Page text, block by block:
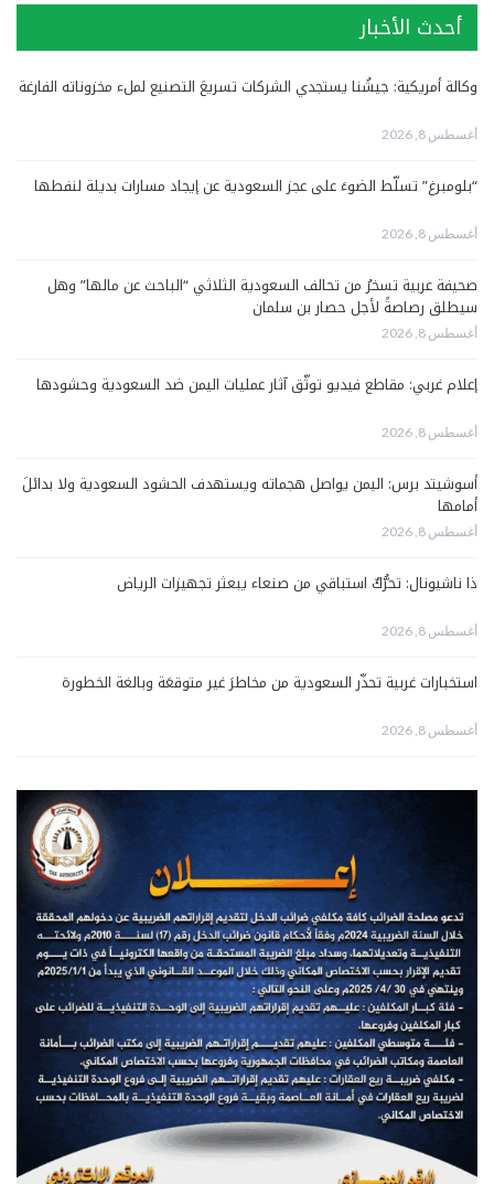
أحدث الأخبار
وكالة أمريكية: جيشُنا يستجدي الشركات تسريعَ التصنيع لملء مخزوناته الفارغة
أغسطس 8, 2026
“بلومبرغ” تسلّط الضوءَ على عجز السعودية عن إيجاد مسارات بديلة لنفطها
أغسطس 8, 2026
صحيفة عربية تسخرُ من تحالف السعودية الثلاثي “الباحث عن مالها” وهل
سيطلق رصاصةً لأجل حصار بن سلمان
أغسطس 8, 2026
إعلام غربي: مقاطع فيديو توثّق آثار عمليات اليمن ضد السعودية وحشودها
أغسطس 8, 2026
أسوشيتد برس: اليمن يواصل هجماته ويستهدف الحشود السعودية ولا بدائلَ
أمامها
أغسطس 8, 2026
ذا ناشيونال: تحرُّكٌ استباقي من صنعاء يبعثر تجهيزات الرياض
أغسطس 8, 2026
استخبارات غربية تحذّر السعودية من مخاطرَ غير متوقعَة وبالغة الخطورة
أغسطس 8, 2026